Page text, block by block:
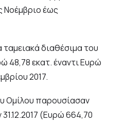
Νοέμβριο έως
ταμειακά διαθέσιμα του
48,78 εκατ. έναντι Ευρώ
2017.
Ομίλου παρουσίασαν
(Ευρώ 664,70